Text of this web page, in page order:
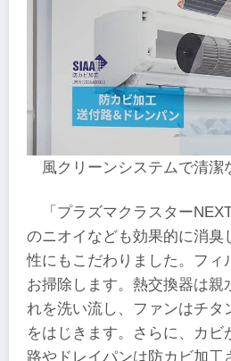
風クリーンシステムで清潔
「プラズマクラスター
のニオイなども効果的に消臭
性にもこだわりました。フィ
お掃除します。熱交換器は親
れを洗い流し、ファンはチタ
をはじきます。さらに、カビ
路やドレイパンは防カビ加工